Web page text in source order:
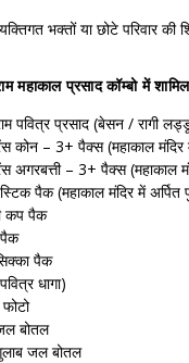
भक्तों या छोटे परिवार
महाकाल प्रसाद कॉम्बो में
पवित्र प्रसाद (बेसन / रागी
कोन – 3+ पैक्स (महाकाल मंदिर में
अगरबत्ती – 3+ पैक्स (महाकाल
पैक (महाकाल मंदिर में अर्पित
कप पैक
पैक
धागा)
बोतल
जल बोतल